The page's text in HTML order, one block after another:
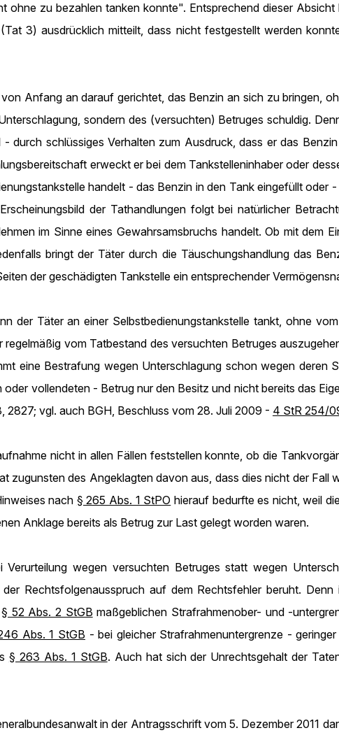
ohne zu bezahlen tanken konnte". Entsprechend dieser
3) ausdrücklich mitteilt, dass nicht festgestellt werden
Anfang an darauf gerichtet, das Benzin an sich zu bringen,
sondern des (versuchten) Betruges schuldig.
durch schlüssiges Verhalten zum Ausdruck, dass er das
erweckt er bei dem Tankstelleninhaber oder
handelt - das Benzin in den Tank eingefüllt oder
der Tathandlungen folgt bei natürlicher
im Sinne eines Gewahrsamsbruchs handelt. Ob mit dem
bringt der Täter durch die Täuschungshandlung das
der geschädigten Tankstelle ein entsprechender
der Täter an einer Selbstbedienungstankstelle tankt, ohne
vom Tatbestand des versuchten Betruges
eine Bestrafung wegen Unterschlagung schon wegen deren
vollendeten - Betrug nur den Besitz und nicht bereits das
2827; vgl. auch BGH, Beschluss vom 28. Juli 2009 - 4 StR 254/
nicht in allen Fällen feststellen konnte, ob die
zugunsten des Angeklagten davon aus, dass dies nicht der Fall
nach § 265 Abs. 1 StPO hierauf bedurfte es nicht, weil
Anklage bereits als Betrug zur Last gelegt worden waren.
wegen versuchten Betruges statt wegen
Rechtsfolgenausspruch auf dem Rechtsfehler beruht.
§ 52 Abs. 2 StGB maßgeblichen Strafrahmenober- und -
Abs. 1 StGB - bei gleicher Strafrahmenuntergrenze -
§ 263 Abs. 1 StGB. Auch hat sich der Unrechtsgehalt der
in der Antragsschrift vom 5. Dezember 2011